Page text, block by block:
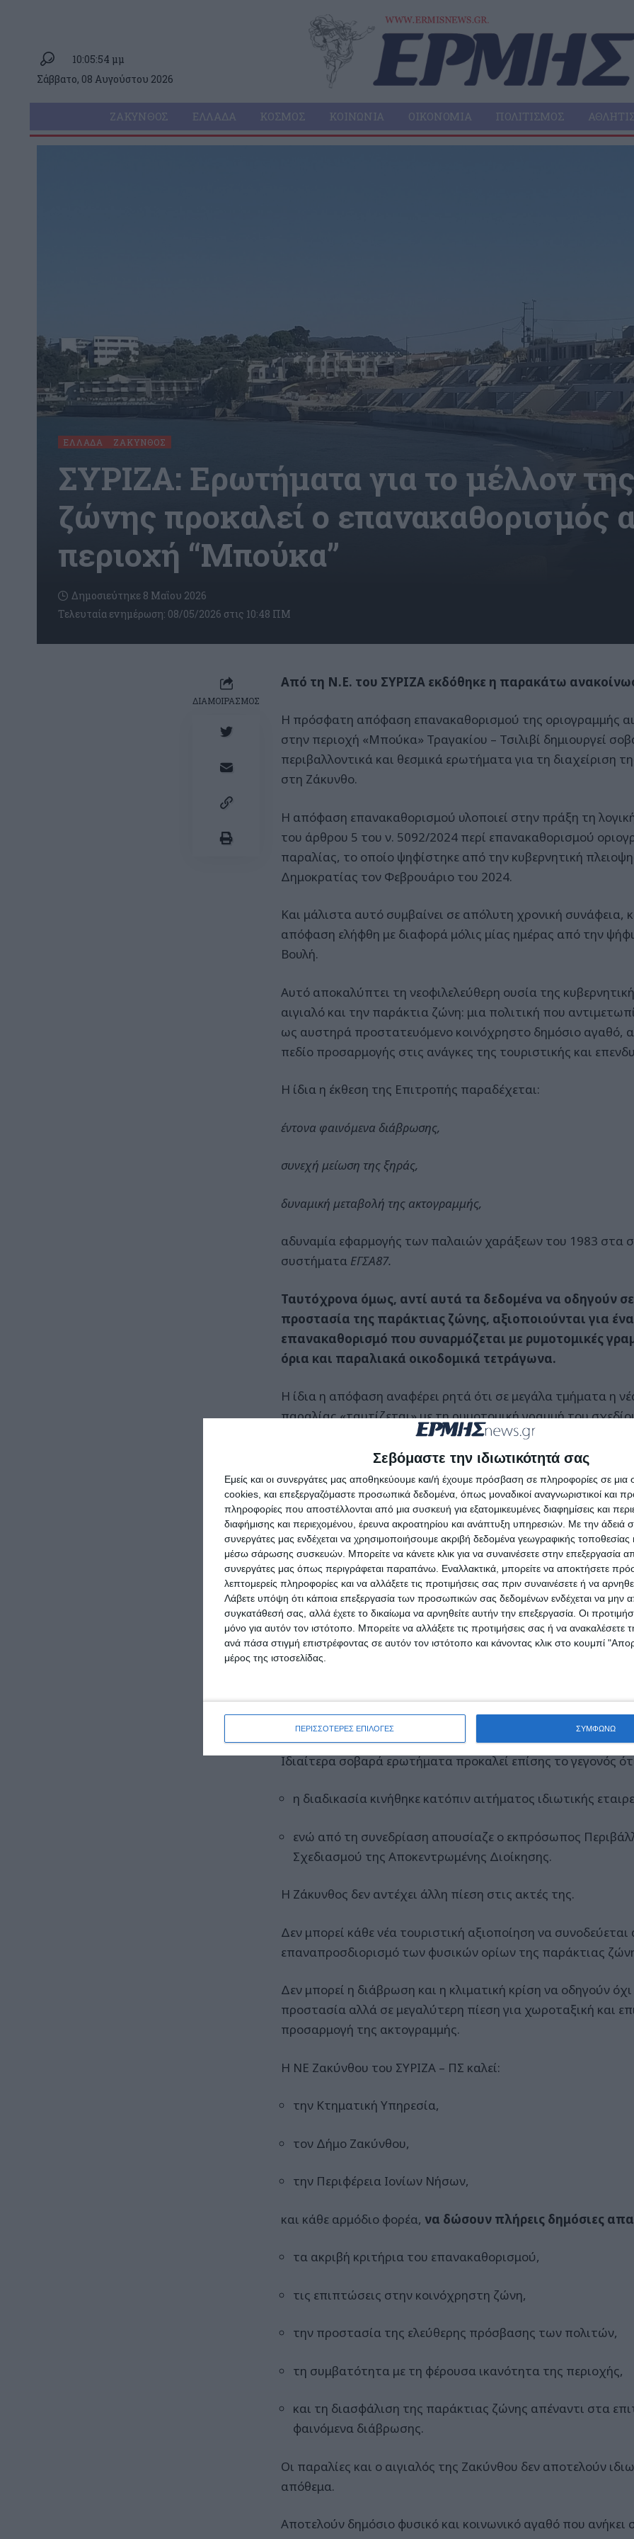
Σεβόμαστε την ιδιωτικότητά σας
Εμείς και οι συνεργάτες μας αποθηκεύουμε και/ή έχουμε πρόσβαση σε πληροφορίες σε
cookies, και επεξεργαζόμαστε προσωπικά δεδομένα, όπως μοναδικοί αναγνωριστικοί και
πληροφορίες που αποστέλλονται από μια συσκευή για εξατομικευμένες διαφημίσεις και
διαφήμισης και περιεχομένου, έρευνα ακροατηρίου και ανάπτυξη υπηρεσιών. Με την άδειά
συνεργάτες μας ενδέχεται να χρησιμοποιήσουμε ακριβή δεδομένα γεωγραφικής τοποθεσίας
μέσω σάρωσης συσκευών. Μπορείτε να κάνετε κλικ για να συναινέσετε στην επεξεργασία
συνεργάτες μας όπως περιγράφεται παραπάνω. Εναλλακτικά, μπορείτε να αποκτήσετε
λεπτομερείς πληροφορίες και να αλλάξετε τις προτιμήσεις σας πριν συναινέσετε ή να
Λάβετε υπόψη ότι κάποια επεξεργασία των προσωπικών σας δεδομένων ενδέχεται να μην
συγκατάθεσή σας, αλλά έχετε το δικαίωμα να αρνηθείτε αυτήν την επεξεργασία. Οι
μόνο για αυτόν τον ιστότοπο. Μπορείτε να αλλάξετε τις προτιμήσεις σας ή να ανακαλέσετε
ανά πάσα στιγμή επιστρέφοντας σε αυτόν τον ιστότοπο και κάνοντας κλικ στο κουμπί
μέρος της ιστοσελίδας.
ΠΕΡΙΣΣΟΤΕΡΕΣ ΕΠΙΛΟΓΕΣ ΣΥΜΦΩΝΩ
10:05:54 μμ
Σάββατο, 08 Αυγούστου 2026
ΖΆΚΥΝΘΟΣ ΕΛΛΆΔΑ ΚΌΣΜΟΣ ΚΟΙΝΩΝΊΑ ΟΙΚΟΝΟΜΊΑ ΠΟΛΙΤΙΣΜΌΣ
ΕΛΛΆΔΑ ΖΆΚΥΝΘΟΣ
ΣYΡIZA: Ερωτήματα για το μέλλον
ζώνης προκαλεί ο επανακαθορισμός
περιοχή “Μπούκα”
Τελευταία ενημέρωση: 08/05/2026 στις 10:48 ΠΜ
Δημοσιεύτηκε 8 Μαΐου 2026
ΔΙΑΜΟΙΡΑΣΜΟΣ
Από τη Ν.Ε. του ΣYΡΙΖΑ εκδόθηκε η παρακάτω
Η πρόσφατη απόφαση επανακαθορισμού της οριογραμμής
στην περιοχή «Μπούκα» Τραγακίου – Τσιλιβί δημιουργεί
περιβαλλοντικά και θεσμικά ερωτήματα για τη διαχείριση
στη Ζάκυνθο.
Η απόφαση επανακαθορισμού υλοποιεί στην πράξη τη
του άρθρου 5 του ν. 5092/2024 περί επανακαθορισμού
παραλίας, το οποίο ψηφίστηκε από την κυβερνητική
Δημοκρατίας τον Φεβρουάριο του 2024.
Και μάλιστα αυτό συμβαίνει σε απόλυτη χρονική συνάφεια,
απόφαση ελήφθη με διαφορά μόλις μίας ημέρας από την
Βουλή.
Αυτό αποκαλύπτει τη νεοφιλελεύθερη ουσία της
αιγιαλό και την παράκτια ζώνη: μια πολιτική που
ως αυστηρά προστατευόμενο κοινόχρηστο δημόσιο αγαθό,
πεδίο προσαρμογής στις ανάγκες της τουριστικής και
Η ίδια η έκθεση της Επιτροπής παραδέχεται:
έντονα φαινόμενα διάβρωσης,
συνεχή μείωση της ξηράς,
δυναμική μεταβολή της ακτογραμμής,
αδυναμία εφαρμογής των παλαιών χαράξεων του 1983 στα
συστήματα ΕΓΣΑ87.
Ταυτόχρονα όμως, αντί αυτά τα δεδομένα να οδηγούν
προστασία της παράκτιας ζώνης, αξιοποιούνται για
επανακαθορισμό που συναρμόζεται με ρυμοτομικές
όρια και παραλιακά οικοδομικά τετράγωνα.
Η ίδια η απόφαση αναφέρει ρητά ότι σε μεγάλα τμήματα η
παραλίας «ταυτίζεται» με τη ρυμοτομική γραμμή του
Αυτό ακριβώς είναι ο πυρήνας της ανησυχίας που έχει
νέα κατεύθυνση της νομοθεσίας περί αιγιαλού: ότι αντί
προσαρμόζεται στα φυσικά όρια της ακτής, υπάρχει
προσαρμόζεται σταδιακά στις απαιτήσεις της δόμησης
αξιοποίησης.
Ο αιγιαλός όμως δεν αποτελεί απλό τεχνικό ή τοπογραφικό
Σύμφωνα με το Σύνταγμα και τη νομολογία του Συμβουλίου
αποτελεί κοινόχρηστο δημόσιο αγαθό,
και η προστασία του προηγείται κάθε ιδιωτικής οικονομικής
Ιδιαίτερα σοβαρά ερωτήματα προκαλεί επίσης το γεγονός
η διαδικασία κινήθηκε κατόπιν αιτήματος ιδιωτικής
ενώ από τη συνεδρίαση απουσίαζε ο εκπρόσωπος
Σχεδιασμού της Αποκεντρωμένης Διοίκησης.
Η Ζάκυνθος δεν αντέχει άλλη πίεση στις ακτές της.
Δεν μπορεί κάθε νέα τουριστική αξιοποίηση να
επαναπροσδιορισμό των φυσικών ορίων της παράκτιας
Δεν μπορεί η διάβρωση και η κλιματική κρίση να οδηγούν
προστασία αλλά σε μεγαλύτερη πίεση για χωροταξική και
προσαρμογή της ακτογραμμής.
Η ΝΕ Ζακύνθου του ΣΥΡΙΖΑ – ΠΣ καλεί:
την Κτηματική Υπηρεσία,
τον Δήμο Ζακύνθου,
την Περιφέρεια Ιονίων Νήσων,
και κάθε αρμόδιο φορέα, να δώσουν πλήρεις δημόσιες
τα ακριβή κριτήρια του επανακαθορισμού,
τις επιπτώσεις στην κοινόχρηστη ζώνη,
την προστασία της ελεύθερης πρόσβασης των πολιτών,
τη συμβατότητα με τη φέρουσα ικανότητα της περιοχής,
και τη διασφάλιση της παράκτιας ζώνης απέναντι στα
φαινόμενα διάβρωσης.
Οι παραλίες και ο αιγιαλός της Ζακύνθου δεν αποτελούν
απόθεμα.
Αποτελούν δημόσιο φυσικό και κοινωνικό αγαθό που ανήκει